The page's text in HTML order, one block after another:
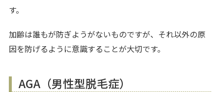
す。
加齢は誰もが防ぎようがないものですが、それ以外の原
因を防げるように意識することが大切です。
AGA（男性型脱毛症）